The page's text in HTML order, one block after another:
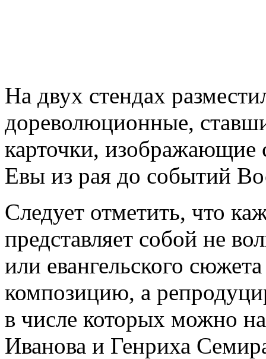
На двух стендах
дореволюционные,
карточки, изображающие
Евы из рая до событий
Следует отметить, что
представляет собой не
или евангельского
композицию, а
в числе которых можно
Иванова и Генриха